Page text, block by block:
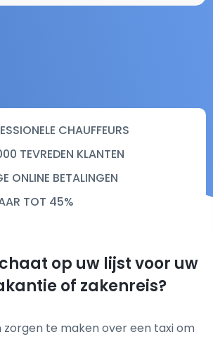
CHAUFFEURS
TEVREDEN KLANTEN
ONLINE BETALINGEN
TOT 45%
op uw lijst voor uw
of zakenreis?
zorgen te maken over een taxi om